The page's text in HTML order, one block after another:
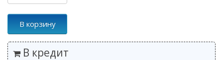
В корзину
В кредит